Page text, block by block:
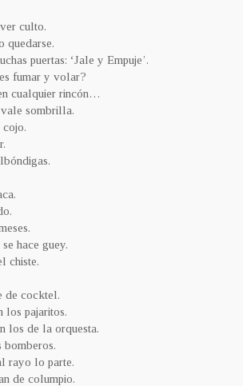
culto.
quedarse.
puertas: ‘Jale y Empuje’.
fumar y volar?
cualquier rincón…
sombrilla.
cojo.
hace guey.
chiste.
de cocktel.
los pajaritos.
los de la orquesta.
bomberos.
rayo lo parte.
de columpio.